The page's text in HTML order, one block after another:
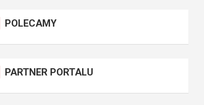
POLECAMY
PARTNER PORTALU